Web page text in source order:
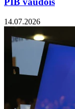
14.07.2026